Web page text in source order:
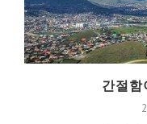
간절함